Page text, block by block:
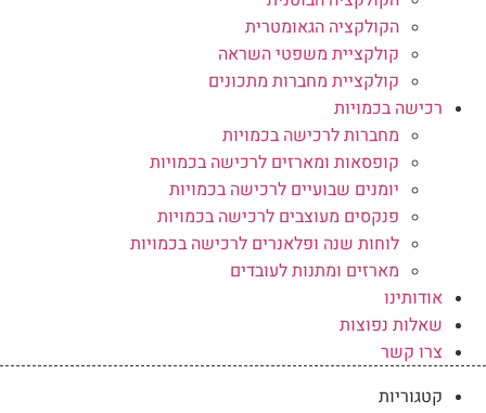
הקולקציה הגאומטרית
קולקציית משפטי השראה
קולקציית מחברות מתכונים
רכישה בכמויות
מחברות לרכישה בכמויות
קופסאות ומארזים לרכישה בכמויות
יומנים שבועיים לרכישה בכמויות
פנקסים מעוצבים לרכישה בכמויות
לוחות שנה ופלאנרים לרכישה בכמויות
מארזים ומתנות לעובדים
אודותינו
שאלות נפוצות
צרו קשר
קטגוריות